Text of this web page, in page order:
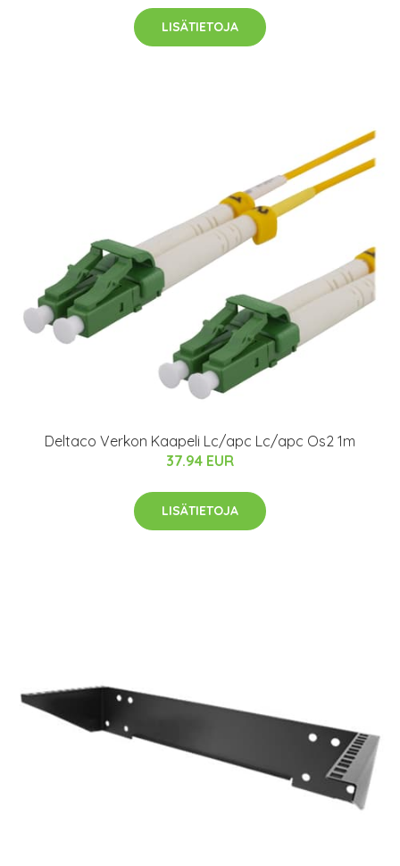
LISÄTIETOJA
Deltaco Verkon Kaapeli Lc/apc Lc/apc Os2 1m
37.94 EUR
LISÄTIETOJA